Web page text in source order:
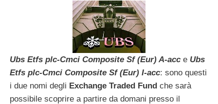
Ubs Etfs plc-Cmci Composite Sf (Eur) A-acc e Ubs
Etfs plc-Cmci Composite Sf (Eur) I-acc: sono questi
i due nomi degli Exchange Traded Fund che sarà
possibile scoprire a partire da domani presso il